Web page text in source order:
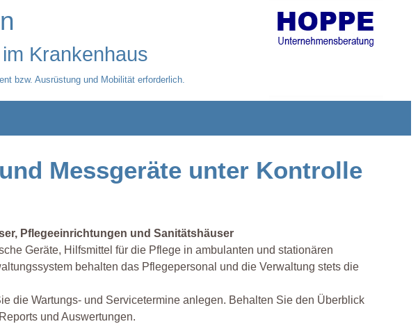
Krankenhaus
bzw. Ausrüstung und Mobilität erforderlich.
Messgeräte unter Kontrolle
Pflegeeinrichtungen und Sanitätshäuser
Geräte, Hilfsmittel für die Pflege in ambulanten und stationären
behalten das Pflegepersonal und die Verwaltung stets die
die Wartungs- und Servicetermine anlegen. Behalten Sie den Überblick
und Auswertungen.